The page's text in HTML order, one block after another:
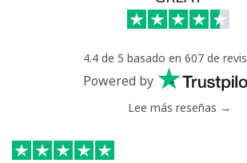
19 min
Antigua And Barbuda
4.4 de 5 basado en 607 de
Powered by
Lee más reseñas →